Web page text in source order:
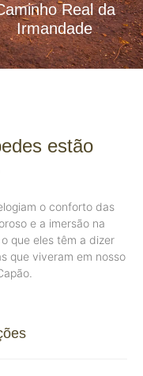
Real da
Irmandade
estão
o conforto das
e a imersão na
que eles têm a dizer
que viveram em nosso